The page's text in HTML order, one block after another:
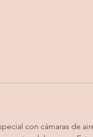
con cámaras de